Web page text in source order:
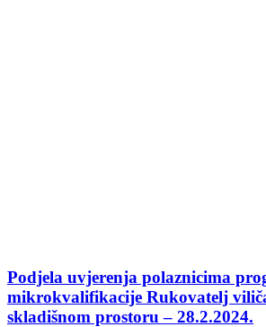
Podjela uvjerenja polaznicima
mikrokvalifikacije Rukovatelj
skladišnom prostoru – 28.2.2024.